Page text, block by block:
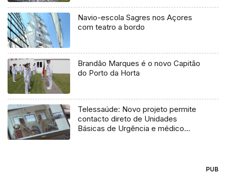
Navio-escola Sagres nos Açores
com teatro a bordo
Brandão Marques é o novo Capitão
do Porto da Horta
Telessaúde: Novo projeto permite
contacto direto de Unidades
Básicas de Urgência e médico
PUB